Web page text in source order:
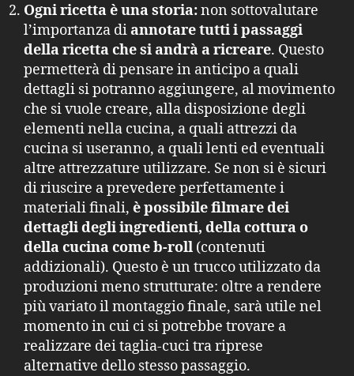
Ogni ricetta è una storia:non sottovalutare
l’importanza diannotare tutti i passaggi
della ricetta che si andrà a ricreare. Questo
permetterà di pensare in anticipo a quali
dettagli si potranno aggiungere, al movimento
che si vuole creare, alla disposizione degli
elementi nella cucina, a quali attrezzi da
cucina si useranno, a quali lenti ed eventuali
altre attrezzature utilizzare. Se non si è sicuri
di riuscire a prevedere perfettamente i
materiali finali, è possibile filmare dei
dettagli degli ingredienti, della cottura o
della cucina come b-roll (contenuti
addizionali). Questo è un trucco utilizzato da
produzioni meno strutturate: oltre a rendere
più variato il montaggio finale, sarà utile nel
momento in cui ci si potrebbe trovare a
realizzare dei taglia-cuci tra riprese
alternative dello stesso passaggio.